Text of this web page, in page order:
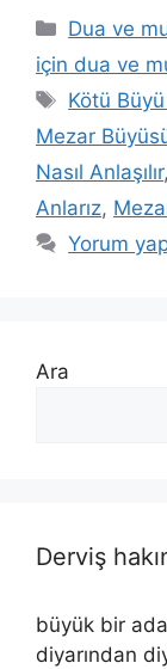
Dua ve
için dua ve
Kötü
Mezar
Nasıl Anlaşılır,
Anlarız,
Yorum
Ara
Derviş
büyük bir
diyarından